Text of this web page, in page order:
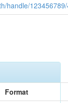
handle/
Format